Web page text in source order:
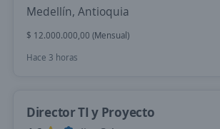
Medellín, Antioquia
$ 12.000.000,00 (Mensual)
Hace 3 horas
Director TI y Proyecto